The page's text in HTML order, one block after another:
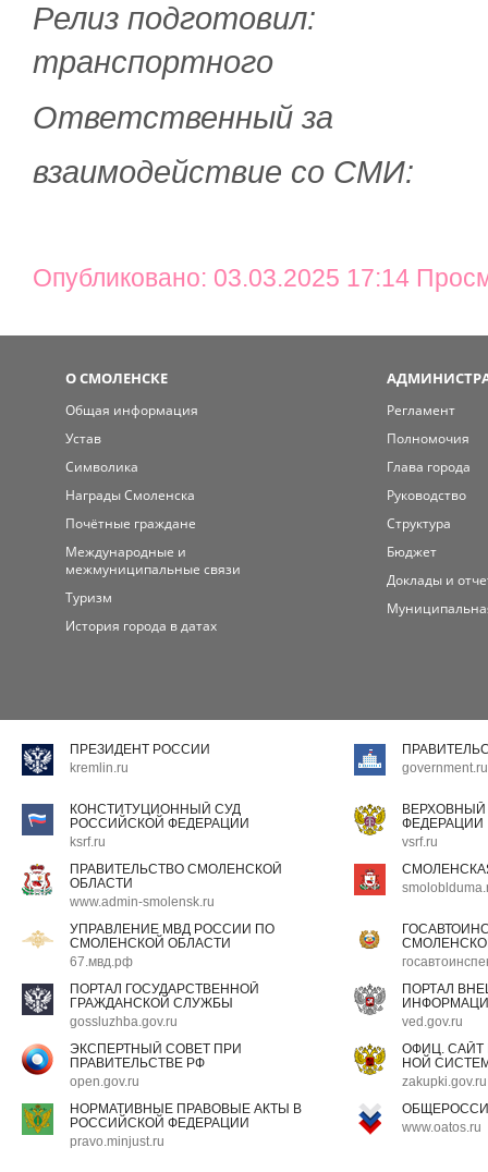
Релиз подготовил:
транспортного
Ответственный
взаимодействие со
Опубликовано: 03.03.2025 17:14
О СМОЛЕНСКЕ
Общая информация
Устав
Символика
Награды Смоленска
Почётные граждане
Международные и
межмуниципальные связи
Туризм
История города в датах
Регламент
Полномочия
Глава города
Руководство
Структура
Бюджет
Доклады и
ПРЕЗИДЕНТ РОССИИ
kremlin.ru
government.ru
КОНСТИТУЦИОННЫЙ СУД
РОССИЙСКОЙ ФЕДЕРАЦИИ
ksrf.ru
ФЕДЕРАЦИИ
vsrf.ru
ПРАВИТЕЛЬСТВО СМОЛЕНСКОЙ
ОБЛАСТИ
www.admin-smolensk.ru
УПРАВЛЕНИЕ МВД РОССИИ ПО
СМОЛЕНСКОЙ ОБЛАСТИ
67.мвд.рф
ПОРТАЛ ГОСУДАРСТВЕННОЙ
ГРАЖДАНСКОЙ СЛУЖБЫ
gossluzhba.gov.ru
ПОРТАЛ
ved.gov.ru
ЭКСПЕРТНЫЙ СОВЕТ ПРИ
ПРАВИТЕЛЬСТВЕ РФ
open.gov.ru
ОФИЦ.
НОЙ
zakupki.gov.ru
НОРМАТИВНЫЕ ПРАВОВЫЕ АКТЫ В
РОССИЙСКОЙ ФЕДЕРАЦИИ
pravo.minjust.ru
www.oatos.ru